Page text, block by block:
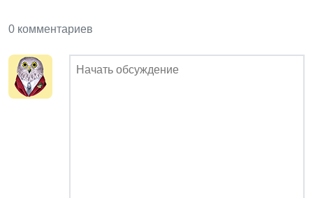
0 комментариев